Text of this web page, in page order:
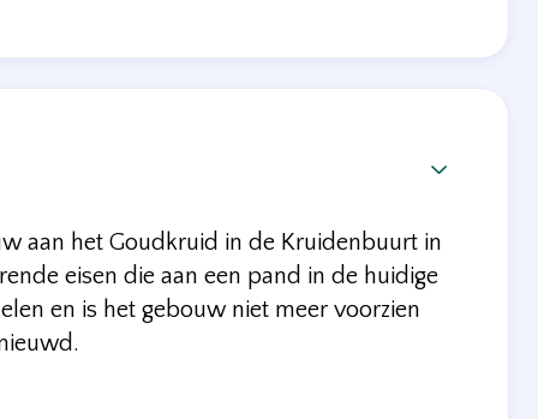

aan het Goudkruid in de Kruidenbuurt in
eisen die aan een pand in de huidige
en is het gebouw niet meer voorzien